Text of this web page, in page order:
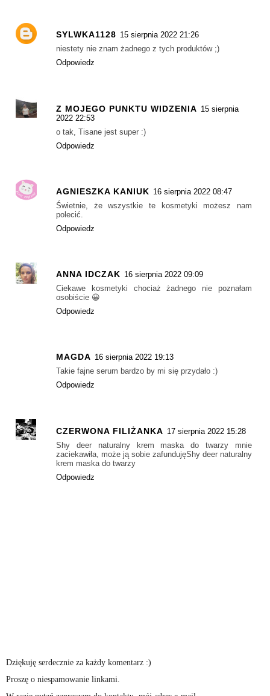
SYLWKA1128 15 sierpnia 2022 21:26
niestety nie znam żadnego z tych produktów ;)
Odpowiedz
Z MOJEGO PUNKTU WIDZENIA 15 sierpnia
2022 22:53
o tak, Tisane jest super :)
Odpowiedz
AGNIESZKA KANIUK 16 sierpnia 2022 08:47
Świetnie, że wszystkie te kosmetyki możesz nam
polecić.
Odpowiedz
ANNA IDCZAK 16 sierpnia 2022 09:09
Ciekawe kosmetyki chociaż żadnego nie poznałam
osobiście 😀
Odpowiedz
MAGDA 16 sierpnia 2022 19:13
Takie fajne serum bardzo by mi się przydało :)
Odpowiedz
CZERWONA FILIŻANKA 17 sierpnia 2022 15:28
Shy deer naturalny krem maska do twarzy mnie
zaciekawiła, może ją sobie zafundujęShy deer naturalny
krem maska do twarzy
Odpowiedz
Dziękuję serdecznie za każdy komentarz :)
Proszę o niespamowanie linkami.